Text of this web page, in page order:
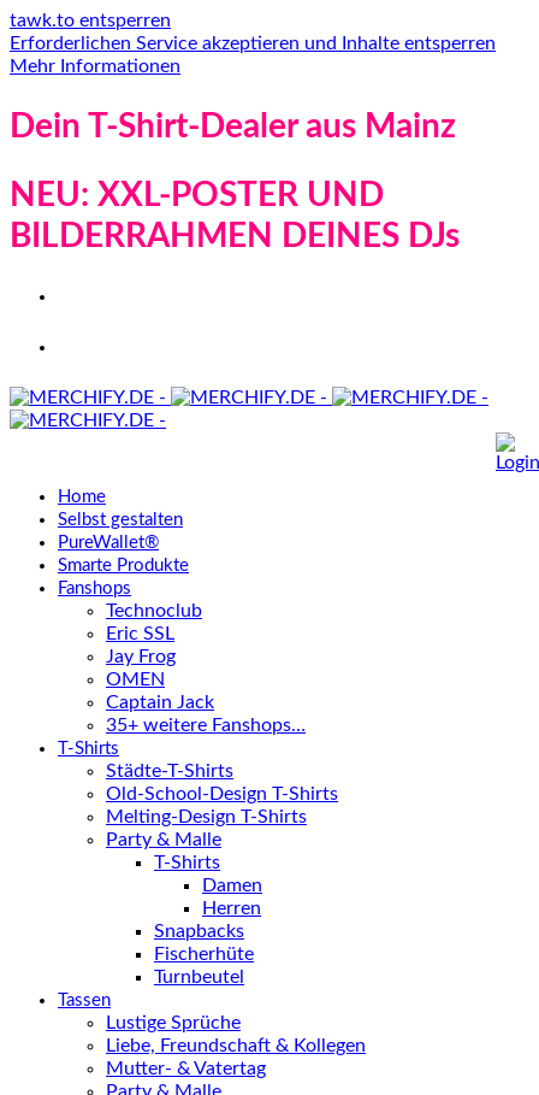
tawk.to entsperren
Erforderlichen Service akzeptieren und Inhalte entsperren
Mehr Informationen
Dein T-Shirt-Dealer aus Mainz
NEU: XXL-POSTER UND
BILDERRAHMEN DEINES DJs
Home
Selbst gestalten
PureWallet®
Smarte Produkte
Fanshops
Technoclub
Eric SSL
Jay Frog
OMEN
Captain Jack
35+ weitere Fanshops…
T-Shirts
Städte-T-Shirts
Old-School-Design T-Shirts
Melting-Design T-Shirts
Party & Malle
T-Shirts
Damen
Herren
Snapbacks
Fischerhüte
Turnbeutel
Tassen
Lustige Sprüche
Liebe, Freundschaft & Kollegen
Mutter- & Vatertag